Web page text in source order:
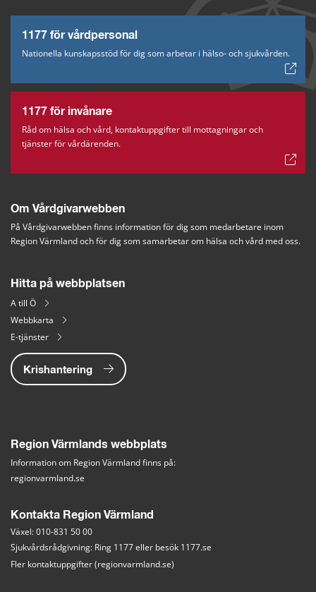
1177 för vårdpersonal
Nationella kunskapsstöd för dig som arbetar i hälso- och sjukvården.
1177 för invånare
Råd om hälsa och vård, kontaktuppgifter till mottagningar och
tjänster för vårdärenden.
Om Vårdgivarwebben
På Vårdgivarwebben finns information för dig som medarbetare inom
Region Värmland och för dig som samarbetar om hälsa och vård med oss.
Hitta på webbplatsen
A till Ö
Webbkarta
E-tjänster
Krishantering
Region Värmlands webbplats
Information om Region Värmland finns på:
regionvarmland.se
Kontakta Region Värmland
Växel: 010-831 50 00
Sjukvårdsrådgivning: Ring 1177 eller besök 1177.se
Fler kontaktuppgifter (regionvarmland.se)